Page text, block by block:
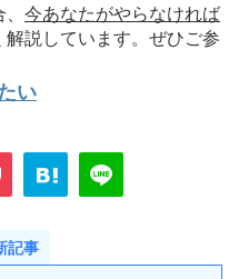
今あなたがやらなければ
解説しています。ぜひご参
い
記事